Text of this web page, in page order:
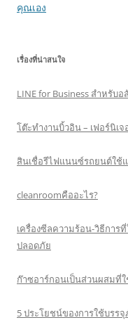
navigation
คุณเอง
เรื่องที่น่าสนใจ
LINE for Business สำหรับ
โต๊ะทำงานบิ้วอิน – เฟอร์นิเ
สินเชื่อรีไฟแนนซ์รถยนต์ใช้
cleanroomคืออะไร?
เครื่องซีลความร้อน-วิธีการ
ปลอดภัย
ก๊าซอาร์กอนเป็นส่วนผสมที่
5 ประโยชน์ของการใช้บร